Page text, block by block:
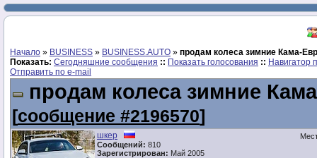
Начало » BUSINESS » BUSINESS.AUTO » продам колеса зимние Кама-
Показать: Сегодняшние сообщения :: Показать голосования :: Навигатор
Отправить по e-mail
продам колеса зимние
[сообщение #2196570]
шкер
Сообщений: 810
Зарегистрирован: Май 2005